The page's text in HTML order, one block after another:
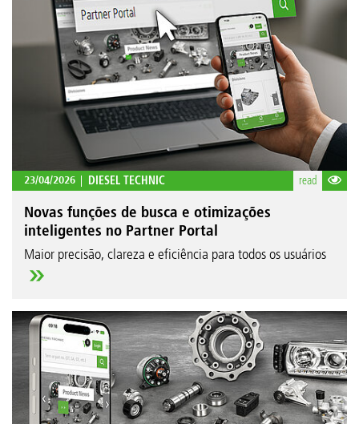
23/04/2026 DIESEL TECHNIC read
Novas funções de busca e otimizações
inteligentes no Partner Portal
Maior precisão, clareza e eficiência para todos os usuários